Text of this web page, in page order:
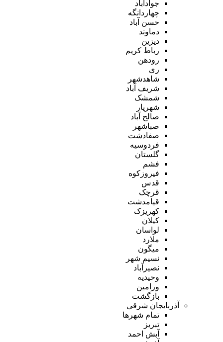
جوادآباد
چهاردانگه
حسن آباد
دماوند
دیزین
رباط کریم
رودهن
ری
شاهدشهر
شریف آباد
شمشک
شهریار
صالح آباد
صباشهر
صفادشت
فردوسیه
گلستان
فشم
فیروزکوه
قدس
قرچک
قیامدشت
کهریزک
کیلان
لواسان
ملارد
میگون
نسیم شهر
نصیرآباد
وحیدیه
ورامین
بازگشت
آذربایجان شرقی
تمام شهر‌ها
تبریز
آبش احمد